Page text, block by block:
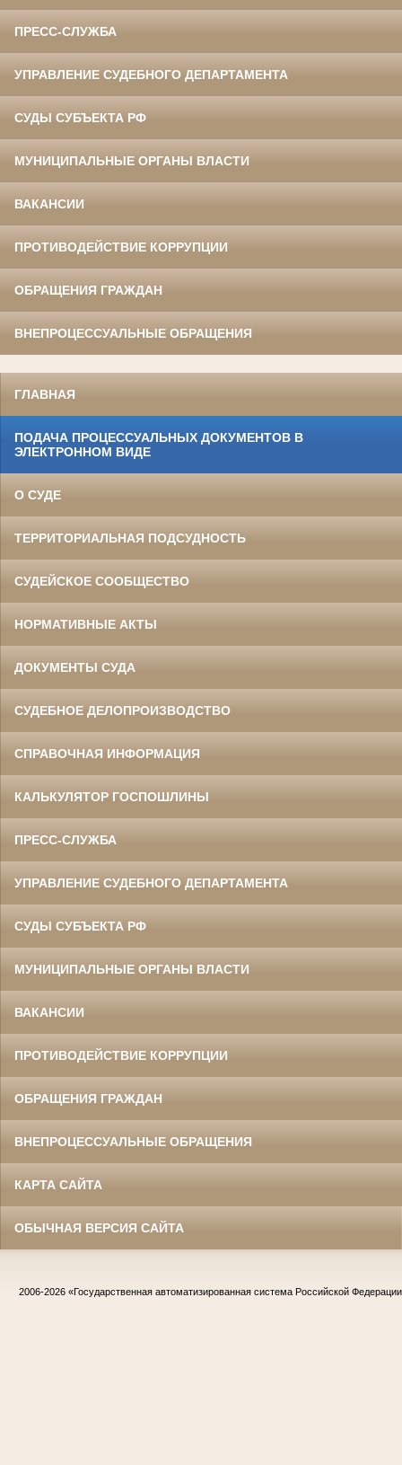
ПРЕСС-СЛУЖБА
УПРАВЛЕНИЕ СУДЕБНОГО ДЕПАРТАМЕНТА
СУДЫ СУБЪЕКТА РФ
МУНИЦИПАЛЬНЫЕ ОРГАНЫ ВЛАСТИ
ВАКАНСИИ
ПРОТИВОДЕЙСТВИЕ КОРРУПЦИИ
ОБРАЩЕНИЯ ГРАЖДАН
ВНЕПРОЦЕССУАЛЬНЫЕ ОБРАЩЕНИЯ
ГЛАВНАЯ
ПОДАЧА ПРОЦЕССУАЛЬНЫХ ДОКУМЕНТОВ В
ЭЛЕКТРОННОМ ВИДЕ
О СУДЕ
ТЕРРИТОРИАЛЬНАЯ ПОДСУДНОСТЬ
СУДЕЙСКОЕ СООБЩЕСТВО
НОРМАТИВНЫЕ АКТЫ
ДОКУМЕНТЫ СУДА
СУДЕБНОЕ ДЕЛОПРОИЗВОДСТВО
СПРАВОЧНАЯ ИНФОРМАЦИЯ
КАЛЬКУЛЯТОР ГОСПОШЛИНЫ
ПРЕСС-СЛУЖБА
УПРАВЛЕНИЕ СУДЕБНОГО ДЕПАРТАМЕНТА
СУДЫ СУБЪЕКТА РФ
МУНИЦИПАЛЬНЫЕ ОРГАНЫ ВЛАСТИ
ВАКАНСИИ
ПРОТИВОДЕЙСТВИЕ КОРРУПЦИИ
ОБРАЩЕНИЯ ГРАЖДАН
ВНЕПРОЦЕССУАЛЬНЫЕ ОБРАЩЕНИЯ
КАРТА САЙТА
ОБЫЧНАЯ ВЕРСИЯ САЙТА
2006-2026 «Государственная автоматизированная система Российской